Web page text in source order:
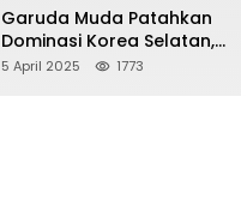
Garuda Muda Patahkan
Dominasi Korea Selatan,
Dalam Laga Pembuka Piala
5 April 2025 1773